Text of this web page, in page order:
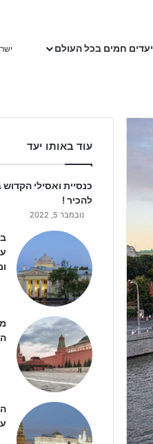
יעדים חמים בכל העולם
עוד באותו יעד
כנסיית ואסילי
להכיר !
נובמבר 5, 2022